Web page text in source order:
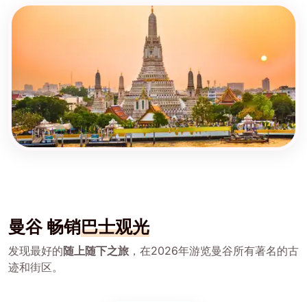
曼谷 畅销巴士观光
发现最好的随上随下之旅 ，在2026年游览曼谷所有著名的古
迹和街区。